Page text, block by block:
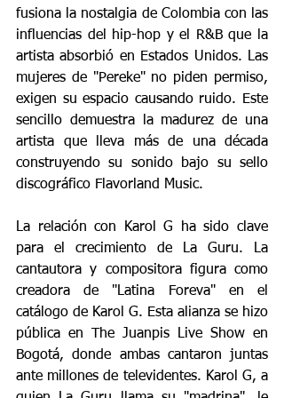
fusiona la nostalgia de Colombia con las
influencias del hip-hop y el R&B que la
artista absorbió en Estados Unidos. Las
mujeres de "Pereke" no piden permiso,
exigen su espacio causando ruido. Este
sencillo demuestra la madurez de una
artista que lleva más de una década
construyendo su sonido bajo su sello
discográfico Flavorland Music.
La relación con Karol G ha sido clave
para el crecimiento de La Guru. La
cantautora y compositora figura como
creadora de "Latina Foreva" en el
catálogo de Karol G. Esta alianza se hizo
pública en The Juanpis Live Show en
Bogotá, donde ambas cantaron juntas
ante millones de televidentes. Karol G, a